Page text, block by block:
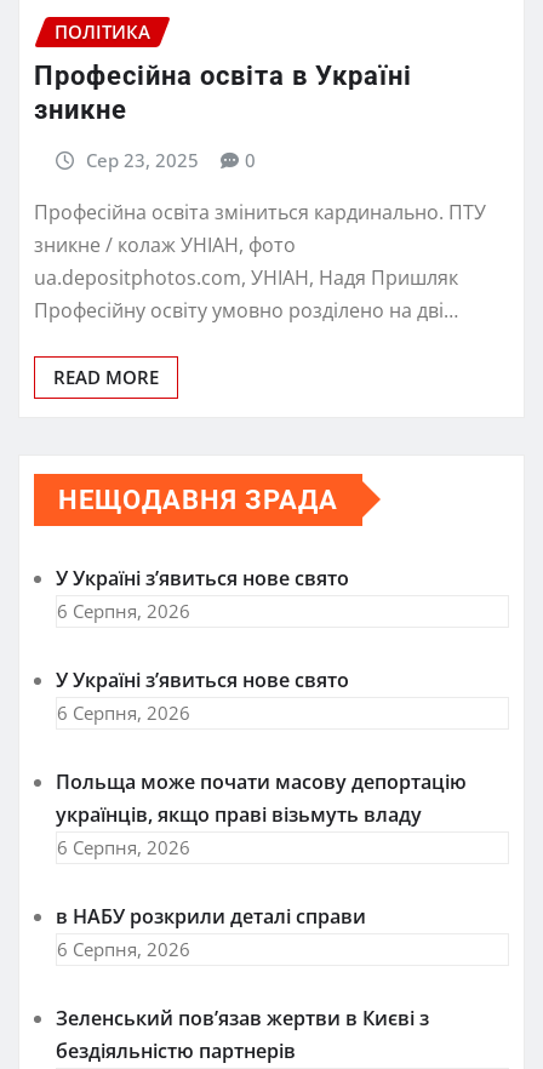
ПОЛІТИКА
Професійна освіта в Україні
зникне
Сер 23, 2025 0
Професійна освіта зміниться кардинально. ПТУ
зникне / колаж УНІАН, фото
ua.depositphotos.com, УНІАН, Надя Пришляк
Професійну освіту умовно розділено на дві…
READ MORE
НЕЩОДАВНЯ ЗРАДА
У Україні з’явиться нове свято
6 Серпня, 2026
У Україні з’явиться нове свято
6 Серпня, 2026
Польща може почати масову депортацію
українців, якщо праві візьмуть владу
6 Серпня, 2026
в НАБУ розкрили деталі справи
6 Серпня, 2026
Зеленський пов’язав жертви в Києві з
бездіяльністю партнерів